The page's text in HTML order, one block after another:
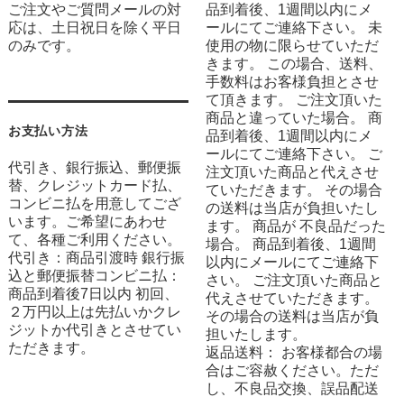
ご注文やご質問メールの対
応は、土日祝日を除く平日
のみです。
お支払い方法
代引き、銀行振込、郵便振
替、クレジットカード払、
コンビニ払を用意してござ
います。ご希望にあわせ
て、各種ご利用ください。
代引き：商品引渡時 銀行振
込と郵便振替コンビニ払：
商品到着後7日以内 初回、
２万円以上は先払いかクレ
ジットか代引きとさせてい
ただきます。
品到着後、1週間以内にメ
ールにてご連絡下さい。 未
使用の物に限らせていただ
きます。 この場合、送料、
手数料はお客様負担とさせ
て頂きます。 ご注文頂いた
商品と違っていた場合。 商
品到着後、1週間以内にメ
ールにてご連絡下さい。 ご
注文頂いた商品と代えさせ
ていただきます。 その場合
の送料は当店が負担いたし
ます。 商品が 不良品だった
場合。 商品到着後、1週間
以内にメールにてご連絡下
さい。 ご注文頂いた商品と
代えさせていただきます。
その場合の送料は当店が負
担いたします。
返品送料： お客様都合の場
合はご容赦ください。ただ
し、不良品交換、誤品配送